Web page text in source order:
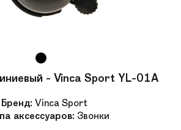
Kids 16 x 2.125
Металлические
- Vinca Sport YL-01A
Бренд: Vinca Sport
аксессуаров: Звонки